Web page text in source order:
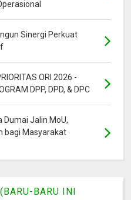
Sinergi Perkuat
ORI 2026 -
DPP, DPD, & DPC
Dumai Jalin MoU,
bagi Masyarakat
BARU INI